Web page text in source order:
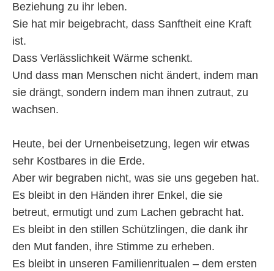
Beziehung zu ihr leben.
Sie hat mir beigebracht, dass Sanftheit eine Kraft
ist.
Dass Verlässlichkeit Wärme schenkt.
Und dass man Menschen nicht ändert, indem man
sie drängt, sondern indem man ihnen zutraut, zu
wachsen.
Heute, bei der Urnenbeisetzung, legen wir etwas
sehr Kostbares in die Erde.
Aber wir begraben nicht, was sie uns gegeben hat.
Es bleibt in den Händen ihrer Enkel, die sie
betreut, ermutigt und zum Lachen gebracht hat.
Es bleibt in den stillen Schützlingen, die dank ihr
den Mut fanden, ihre Stimme zu erheben.
Es bleibt in unseren Familienritualen – dem ersten